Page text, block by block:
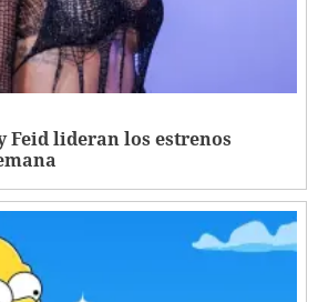
Feid lideran los estrenos